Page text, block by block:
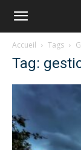
Accueil Tags
Tag: